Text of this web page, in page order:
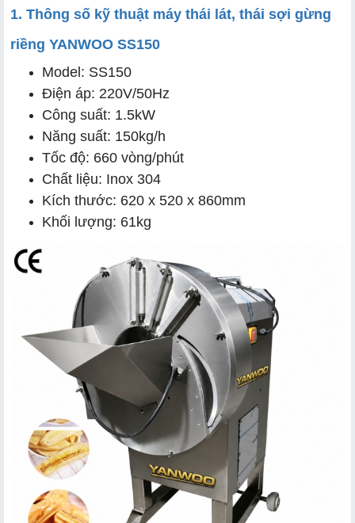
1. Thông số kỹ thuật máy thái lát, thái sợi gừng
riềng YANWOO SS150
Model: SS150
Điện áp: 220V/50Hz
Công suất: 1.5kW
Năng suất: 150kg/h
Tốc độ: 660 vòng/phút
Chất liệu: Inox 304
Kích thước: 620 x 520 x 860mm
Khối lượng: 61kg